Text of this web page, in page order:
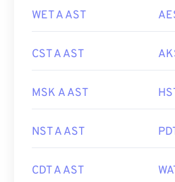
WET A AST
CST A AST
MSK A AST
NST A AST
CDT A AST